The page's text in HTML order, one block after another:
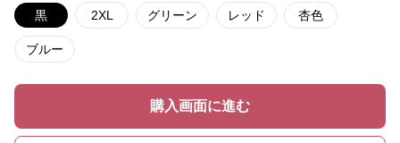
黒 2XL グリーン レッド 杏色
ブルー
購入画面に進む